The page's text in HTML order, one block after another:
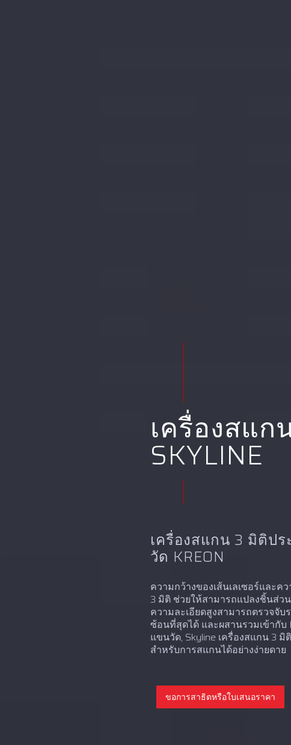
เครื่องสแก
SKYLINE
เครื่องสแกน 3 มิติป
วัด KREON
ความกว้างของเส้นเลเซอร์และค
3 มิติ ช่วยให้สามารถแปลงชิ้นส่ว
ความละเอียดสูงสามารถตรวจจั
ซ้อนที่สุดได้ และผสานรวมเข้ากับ
แขนวัด, Skyline เครื่องสแกน 3
สำหรับการสแกนได้อย่างง่ายดาย
ขอการสาธิตหรือใบเสนอราคา